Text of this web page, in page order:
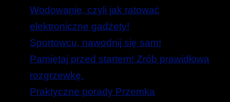
Wodowanie, czyli jak ratować
elektroniczne gadżety!
Sportowcu, nawodnij się sam!
Pamiętaj przed startem! Zrób prawidłową
rozgrzewkę.
Praktyczne porady Przemka